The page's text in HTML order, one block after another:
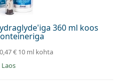
360 ml koos
0,47 € 10 ml kohta
Laos